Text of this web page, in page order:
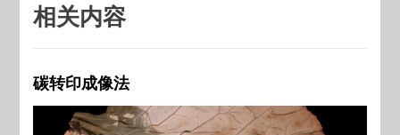
相关内容
碳转印成像法